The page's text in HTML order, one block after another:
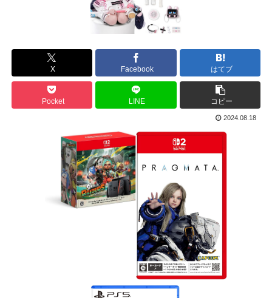
X Facebook はてブ
Pocket LINE コピー
2024.08.18